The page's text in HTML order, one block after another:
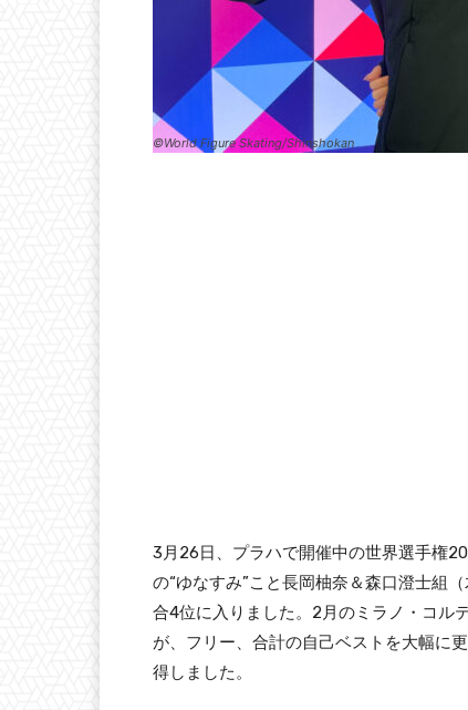
©World Figure Skating/Shinshokan
3月26日、プラハで開催中の世界選手権
の“ゆなすみ”こと長岡柚奈＆森口澄士組
合4位に入りました。2月のミラノ・コル
が、フリー、合計の自己ベストを大幅に
得しました。